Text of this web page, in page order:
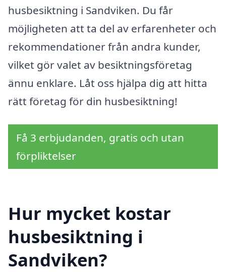
husbesiktning i Sandviken. Du får
möjligheten att ta del av erfarenheter och
rekommendationer från andra kunder,
vilket gör valet av besiktningsföretag
ännu enklare. Låt oss hjälpa dig att hitta
rätt företag för din husbesiktning!
Få 3 erbjudanden, gratis och utan
förpliktelser
Hur mycket kostar
husbesiktning i
Sandviken?